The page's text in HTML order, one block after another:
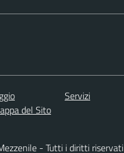
Servizi
del Sito
- Tutti i diritti riservati